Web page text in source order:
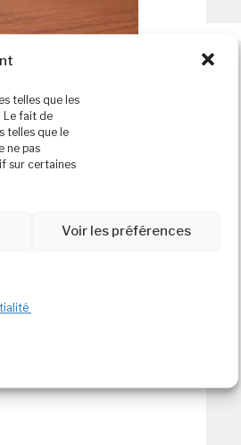
telles que les
Le fait de
telles que le
ne pas
sur certaines
Voir les préférences
avec le
: Document.
les adhérents.